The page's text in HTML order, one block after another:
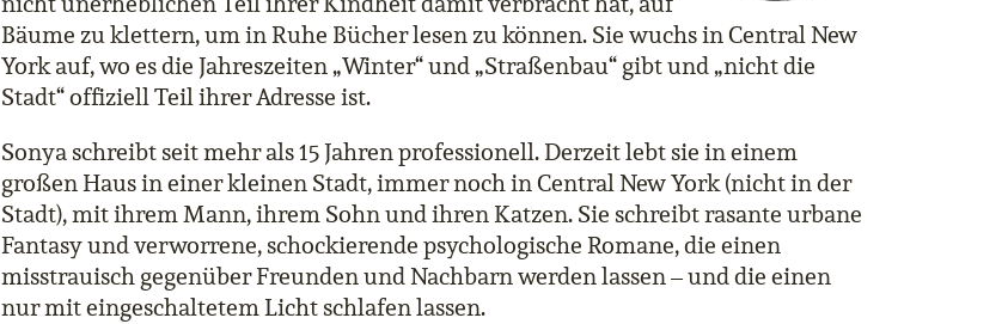
Bäume zu klettern, um in Ruhe Bücher lesen zu können. Sie wuchs in Central New
York auf, wo es die Jahreszeiten „Winter“ und „Straßenbau“ gibt und „nicht die
Stadt“ offiziell Teil ihrer Adresse ist.
Sonya schreibt seit mehr als 15 Jahren professionell. Derzeit lebt sie in einem
großen Haus in einer kleinen Stadt, immer noch in Central New York (nicht in der
Stadt), mit ihrem Mann, ihrem Sohn und ihren Katzen. Sie schreibt rasante urbane
Fantasy und verworrene, schockierende psychologische Romane, die einen
misstrauisch gegenüber Freunden und Nachbarn werden lassen – und die einen
nur mit eingeschaltetem Licht schlafen lassen.